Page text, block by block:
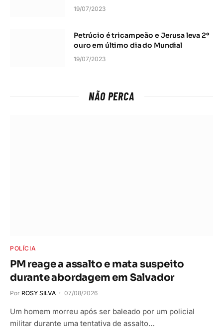
19/07/2023
Petrúcio é tricampeão e Jerusa leva 2º
ouro em último dia do Mundial
19/07/2023
NÃO PERCA
POLÍCIA
PM reage a assalto e mata suspeito
durante abordagem em Salvador
Por ROSY SILVA 07/08/2026
Um homem morreu após ser baleado por um policial
militar durante uma tentativa de assalto…